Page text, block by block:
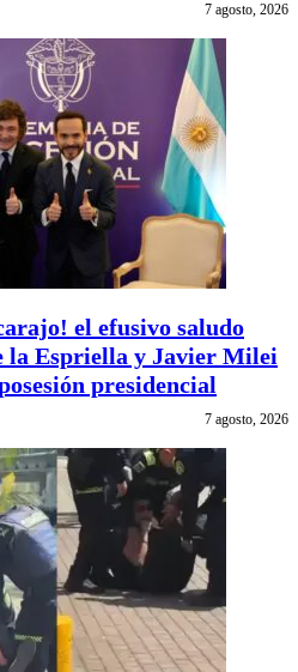
7 agosto, 2026
el efusivo saludo
la Espriella y Javier Milei
presidencial
7 agosto, 2026